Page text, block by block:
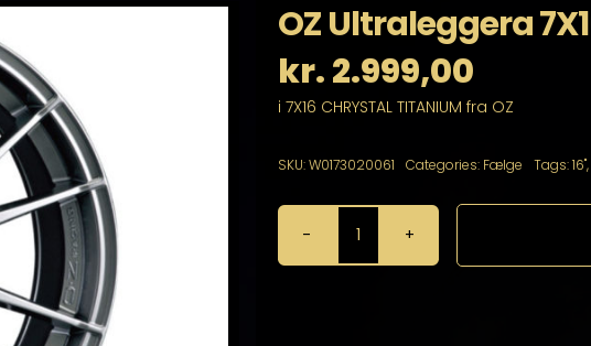
OZ Ultraleggera
kr.2.999,00
i 7X16 CHRYSTAL TITANIUM fra OZ
SKU:W0173020061 Categories: Fælge Tags:16",
OZ
Ultraleggera